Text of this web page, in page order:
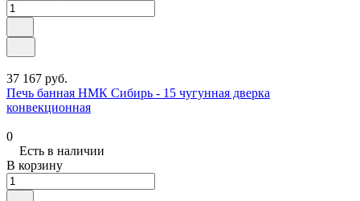
37 167 руб.
Печь банная НМК Сибирь - 15 чугунная дверка
конвекционная
0
Есть в наличии
В корзину